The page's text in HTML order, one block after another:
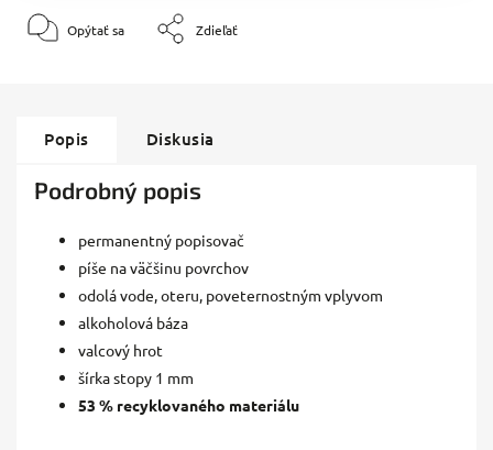
Opýtať sa Zdieľať
Popis Diskusia
Podrobný popis
permanentný popisovač
píše na väčšinu povrchov
odolá vode, oteru, poveternostným vplyvom
alkoholová báza
valcový hrot
šírka stopy 1 mm
53 % recyklovaného materiálu